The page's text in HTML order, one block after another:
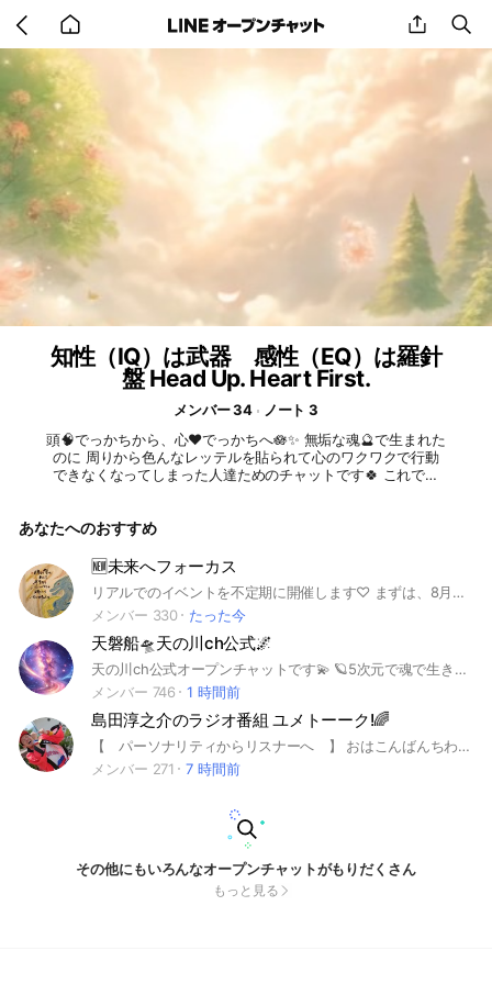
back
to
share
知性（IQ）は武器 感性（EQ）は羅針
盤 Head Up. Heart First.
メンバー 34
ノート 3
頭🧠でっかちから、心❤️でっかちへ🪷✨ 無垢な魂🔮で生まれた
のに 周りから色んなレッテルを貼られて心のワクワクで行動
できなくなってしまった人達ためのチャットです🍀 これで良
自己効力感（在るがままで愛される） 求められる自己に戻る
める🍀 心のまま行動あるのみ🌟 在るがままで愛される💞 幸せ
🥰幸せ〜💖 全ての愛する人が光り輝いています🌈✨ 自分の魅
せ方と見え方をコミュニケーションを取りながら俯瞰し、高い
視座でロウアーセルフ（肉體、エゴ）とハイヤーセルフ（高次
元の自分）のシンクロ率を上げていく☀️🌏🪐
あなたへのおすすめ
🆕未来へフォーカス
リアルでのイベントを不定期に開催します♡ まずは、8月24日午前中からスタート▶️
メンバー 330
たった今
天磐船🛸天の川ch公式🌌
天の川ch公式オープンチャットです💫 🪐5次元で魂で生きて遊ぶ仲間が集まる場所👾 今までの概念はもういらない。 これからは歓喜の時代🫶🔥🐉 自神を生きる〜🎶✨ GODSEALはツールだよ😈👽😈
メンバー 746
1 時間前
島田淳之介のラジオ番組 ユメトーーク!🌈
【 パーソナリティからリスナーへ 】 おはこんばんちわっしょい🌞🌝 夢銀行総裁 共育王 島田淳之介です👌👍 またの名を、お祭り夫婦の赤い方です🟥 島田淳之介のラジオ番組 ユメトーーク!🌈 この度は、ご参加ありがとうございます😄 当オプチャは、用途はラジオで時間は毎日8:00-8:30と平日12:00-12:30で特典は秘蔵映像です📻🗓️🕗🕛🎁 ドリーマーズ（ファンネーム）の愉快な仲間たちに、ラジオを通して愛と夢をお届けするので、是非ともお耳寄りください👂 夢はでっかく、友達10,000人できるかな🤝 まずは、年内1,000人を目指して頑張りマッスル💪 通知が多いと感じた場合は、トーク画面右上の「トーク設定」から「通知」をオフにしてくださいね📴 みんな、私たちと一緒に地球で遊んでください💑🌏 これから、一生よろしくお願いします🙏 P.S. リスナー おれは・・・・・・やるぞ！！ “共育王”に！！！おれはなるっ！！！！🏴‍☠️
メンバー 271
7 時間前
その他にもいろんなオープンチャットがもりだくさん
もっと見る